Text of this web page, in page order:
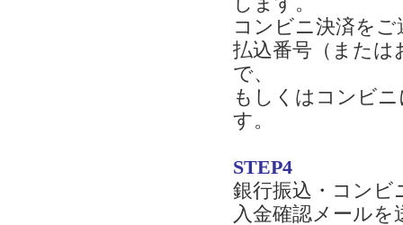
コンビニ決済をご
払込番号（または
で、
もしくはコンビ
す。
STEP4
銀行振込・コンビ
入金確認メール